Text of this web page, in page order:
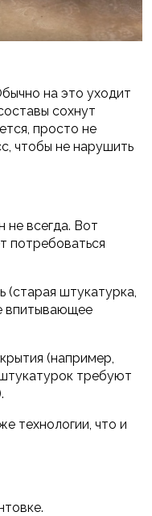
на это уходит
сохнут
просто не
чтобы не нарушить
не всегда. Вот
потребоваться
штукатурка,
впитывающее
(например,
требуют
технологии, что и